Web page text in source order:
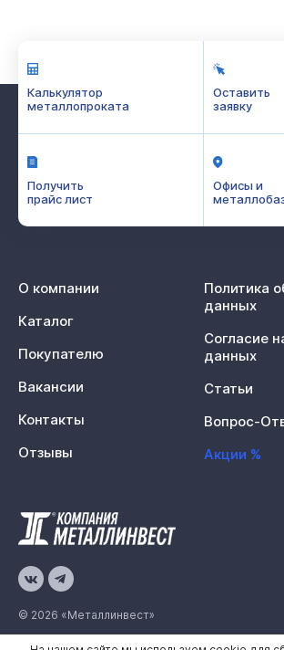
Калькулятор
металлопроката
Оставить
заявку
Получить
прайс лист
Офисы и
© 2026 «Металлинвест»
О компании
Каталог
Покупателю
Вакансии
Контакты
Отзывы
Политика
данных
Согласие
данных
Статьи
Вопрос-
Акции %